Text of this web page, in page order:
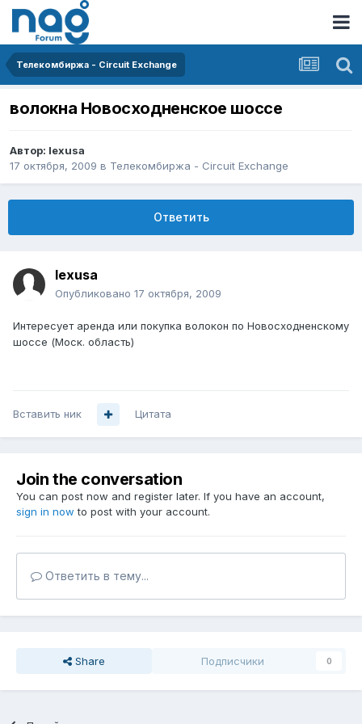
Телекомбиржа - Circuit Exchange
волокна Новосходненское шоссе
Автор: lexusa
17 октября, 2009 в Телекомбиржа - Circuit Exchange
Ответить
lexusa
Опубликовано 17 октября, 2009
Интересует аренда или покупка волокон по Новосходненскому
шоссе (Моск. область)
Вставить ник Цитата
Join the conversation
You can post now and register later. If you have an account,
sign in now to post with your account.
Ответить в тему...
Share Подписчики 0